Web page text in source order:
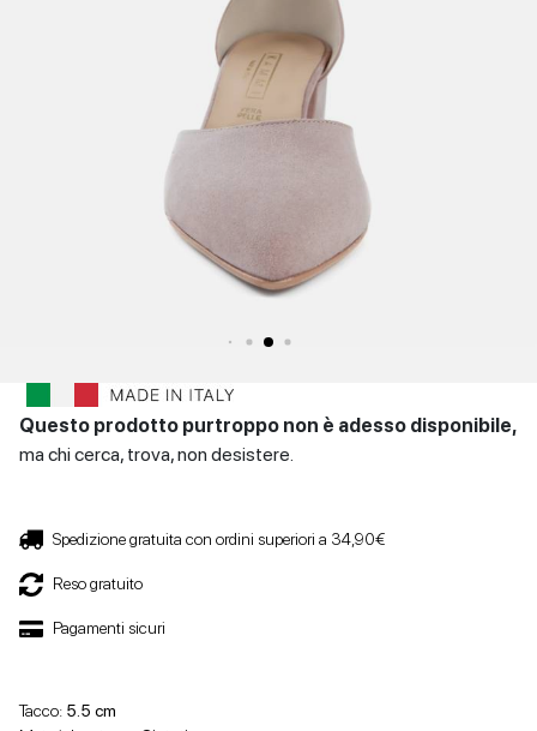
DE
Scarpe con tacco
Questo prodotto purtroppo non è adesso disponibile,
ma chi cerca, trova, non desistere.
Spedizione gratuita con ordini superiori a 34,90€
Reso gratuito
Pagamenti sicuri
Tacco: 5.5 cm